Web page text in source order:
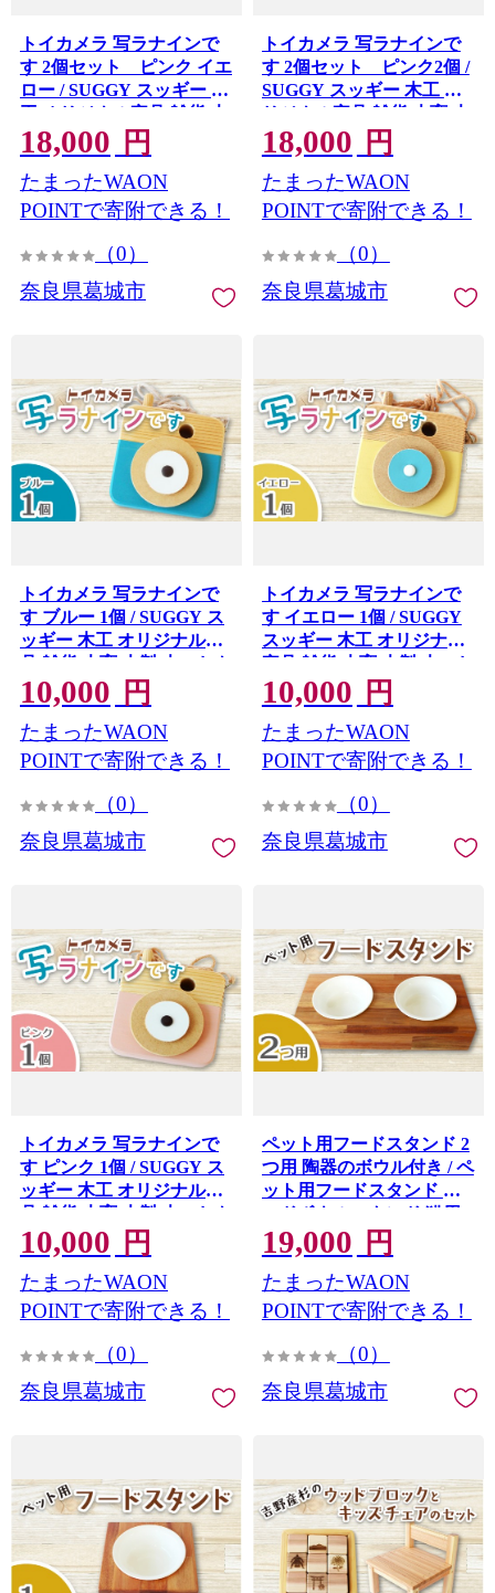
トイカメラ 写ラナインで
す 2個セット ピンク イエ
ロー / SUGGY スッギー 木
工 オリジナル家具 雑貨 木
育 木製 木のおもちゃ ごっ
こ遊び 知育玩具 カメラ お
もちゃ キッズカメラ 出産
祝い 誕生日プレゼント フ
納税 手作り 手作り 奈良県
18,000 円
たまったWAON
POINTで寄附できる！
（0）
奈良県葛城市
トイカメラ 写ラナインで
す 2個セット ピンク2個 /
SUGGY スッギー 木工 オ
リジナル家具 雑貨 木育 木
製 木のおもちゃ ごっこ遊
び 知育玩具 カメラ おもち
ゃ キッズカメラ 出産祝い
誕生日プレゼント フォト
手作り 手作り 奈良県 葛城
18,000 円
たまったWAON
POINTで寄附できる！
（0）
奈良県葛城市
トイカメラ 写ラナインで
す ブルー 1個 / SUGGY ス
ッギー 木工 オリジナル家
具 雑貨 木育 木製 木のおも
ちゃ ごっこ遊び 知育玩具
カメラ おもちゃ キッズカ
メラ 出産祝い 誕生日プレ
ゼント フォトプロップス
り 奈良県 葛城市
10,000 円
たまったWAON
POINTで寄附できる！
（0）
奈良県葛城市
トイカメラ 写ラナインで
す イエロー 1個 / SUGGY
スッギー 木工 オリジナル
家具 雑貨 木育 木製 木のお
もちゃ ごっこ遊び 知育玩
具 カメラ おもちゃ キッズ
カメラ 出産祝い 誕生日プ
レゼント フォトプロップ
作り 奈良県 葛城市
10,000 円
たまったWAON
POINTで寄附できる！
（0）
奈良県葛城市
トイカメラ 写ラナインで
す ピンク 1個 / SUGGY ス
ッギー 木工 オリジナル家
具 雑貨 木育 木製 木のおも
ちゃ ごっこ遊び 知育玩具
カメラ おもちゃ キッズカ
メラ 出産祝い 誕生日プレ
ゼント フォトプロップス
り 奈良県 葛城市
10,000 円
たまったWAON
POINTで寄附できる！
（0）
奈良県葛城市
ペット用フードスタンド 2
つ用 陶器のボウル付き / ペ
ット用フードスタンド フ
ードボウルスタンド 猫用
食器 小型犬 食器 木製 おし
ゃれ インテリア 手作り 職
人 SUGGY スッギー 奈良
県 葛城市【sugg004-2】
19,000 円
たまったWAON
POINTで寄附できる！
（0）
奈良県葛城市